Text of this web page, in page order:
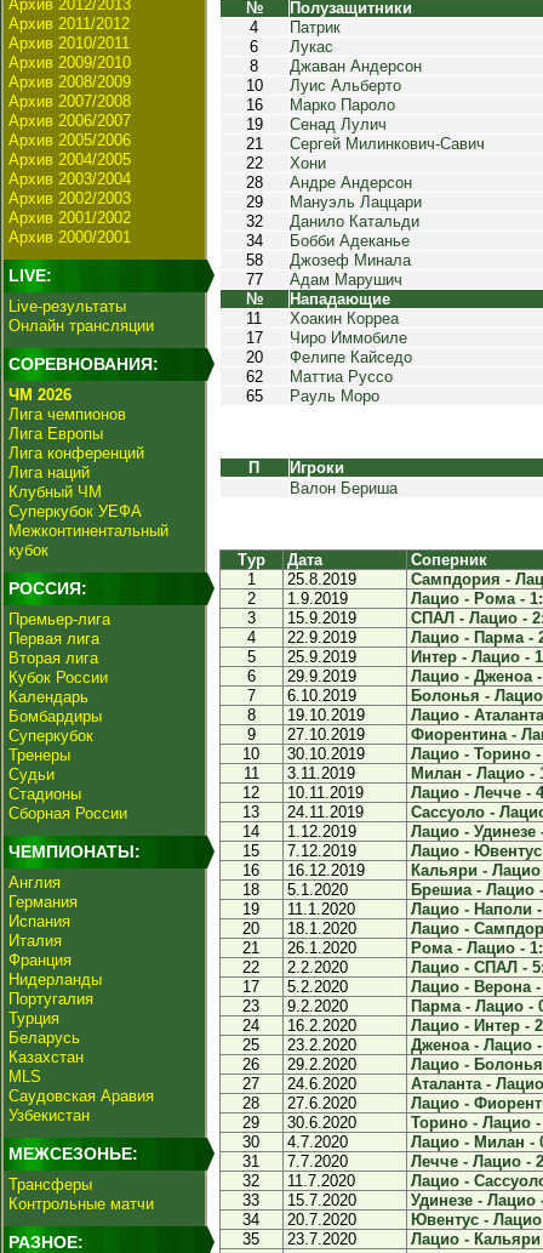
Архив 2012/2013
Архив 2011/2012
Архив 2010/2011
Архив 2009/2010
Архив 2008/2009
Архив 2007/2008
Архив 2006/2007
Архив 2005/2006
Архив 2004/2005
Архив 2003/2004
Архив 2002/2003
Архив 2001/2002
Архив 2000/2001
LIVE:
Live-результаты
Онлайн трансляции
СОРЕВНОВАНИЯ:
ЧМ 2026
Лига чемпионов
Лига Европы
Лига конференций
Лига наций
Клубный ЧМ
Суперкубок УЕФА
Межконтинентальный
кубок
РОССИЯ:
Премьер-лига
Первая лига
Вторая лига
Кубок России
Календарь
Бомбардиры
Суперкубок
Тренеры
Судьи
Стадионы
Сборная России
ЧЕМПИОНАТЫ:
Англия
Германия
Испания
Италия
Франция
Нидерланды
Португалия
Турция
Беларусь
Казахстан
MLS
Саудовская Аравия
Узбекистан
МЕЖСЕЗОНЬЕ:
Трансферы
Контрольные матчи
РАЗНОЕ:
№
Полузащитники
4
Патрик
6
Лукас
8
Джаван Андерсон
10
Луис Альберто
16
Марко Пароло
19
Сенад Лулич
21
Сергей Милинкович-Савич
22
Хони
28
Андре Андерсон
29
Мануэль Лаццари
32
Данило Катальди
34
Бобби Адеканье
58
Джозеф Минала
77
Адам Марушич
№
Нападающие
11
Хоакин Корреа
17
Чиро Иммобиле
20
Фелипе Кайседо
62
Маттиа Руссо
65
Рауль Моро
П
Игроки
Валон Бериша
Тур Дата
Соперник
1
25.8.2019
Сампдория -
2
1.9.2019
Лацио - Рома -
3
15.9.2019
СПАЛ - Лацио -
4
22.9.2019
Лацио - Парма -
5
25.9.2019
Интер - Лацио -
6
29.9.2019
Лацио - Дженоа
7
6.10.2019
Болонья -
8
19.10.2019
Лацио -
9
27.10.2019
Фиорентина -
10
30.10.2019
Лацио - Торино -
11
3.11.2019
Милан - Лацио -
12
10.11.2019
Лацио - Лечче -
13
24.11.2019
Сассуоло -
14
1.12.2019
Лацио - Удинезе
15
7.12.2019
Лацио - Ювентус
16
16.12.2019
Кальяри - Лацио
18
5.1.2020
Брешиа - Лацио
19
11.1.2020
Лацио - Наполи
20
18.1.2020
Лацио -
21
26.1.2020
Рома - Лацио -
22
2.2.2020
Лацио - СПАЛ -
17
5.2.2020
Лацио - Верона -
23
9.2.2020
Парма - Лацио -
24
16.2.2020
Лацио - Интер -
25
23.2.2020
Дженоа - Лацио
26
29.2.2020
Лацио -
27
24.6.2020
Аталанта -
28
27.6.2020
Лацио -
29
30.6.2020
Торино - Лацио -
30
4.7.2020
Лацио - Милан -
31
7.7.2020
Лечче - Лацио -
32
11.7.2020
Лацио -
33
15.7.2020
Удинезе - Лацио
34
20.7.2020
Ювентус -
35
23.7.2020
Лацио - Кальяри